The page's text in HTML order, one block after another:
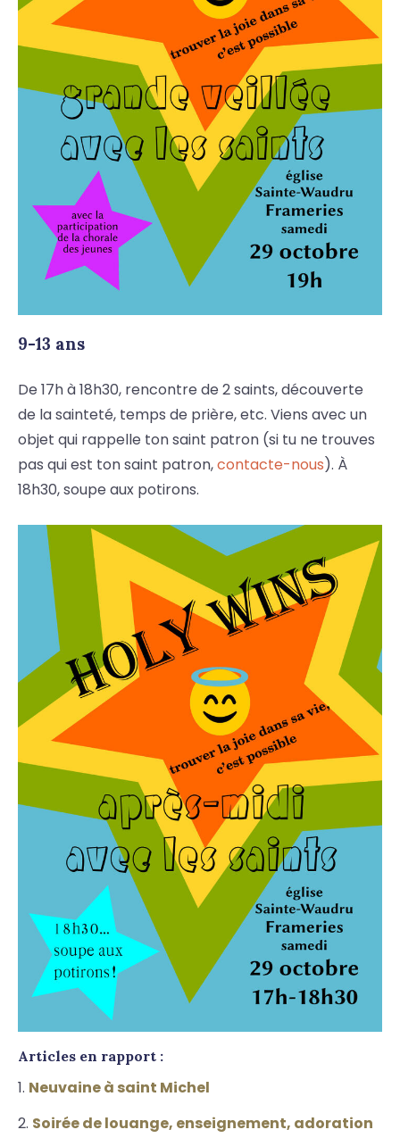
9-13 ans
De 17h à 18h30, rencontre de 2 saints, découverte
de la sainteté, temps de prière, etc. Viens avec un
objet qui rappelle ton saint patron (si tu ne trouves
pas qui est ton saint patron,contacte-nous). À
18h30, soupe aux potirons.
Articles en rapport :
Neuvaine à saint Michel
Soirée de louange, enseignement, adoration